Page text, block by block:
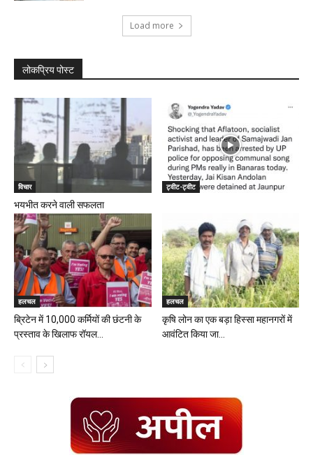
Load more
लोकप्रिय पोस्ट
विचार
भयभीत करने वाली सफलता
ट्वीट-ट्वीट
हलचल
ब्रिटेन में 10,000 कर्मियों की छंटनी के
प्रस्ताव के खिलाफ रॉयल...
हलचल
कृषि लोन का एक बड़ा हिस्सा महानगरों में
आवंटित किया जा...